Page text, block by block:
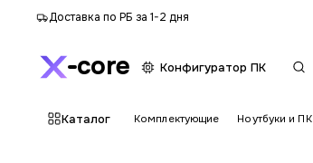
Доставка по РБ за 1-2 дня
core Конфигуратор ПК
Каталог Комплектующие Ноутбуки и ПК